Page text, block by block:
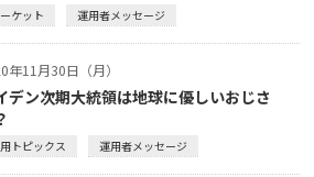
ケット 運用者メッセージ
年11月30日（月）
デン次期大統領は地球に優しいおじさ
トピックス 運用者メッセージ